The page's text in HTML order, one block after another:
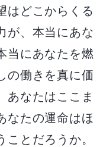
はどこからくる
が、本当にあな
当にあなたを燃
の働きを真に価
あなたはここま
なたの運命はほ
とだろうか。